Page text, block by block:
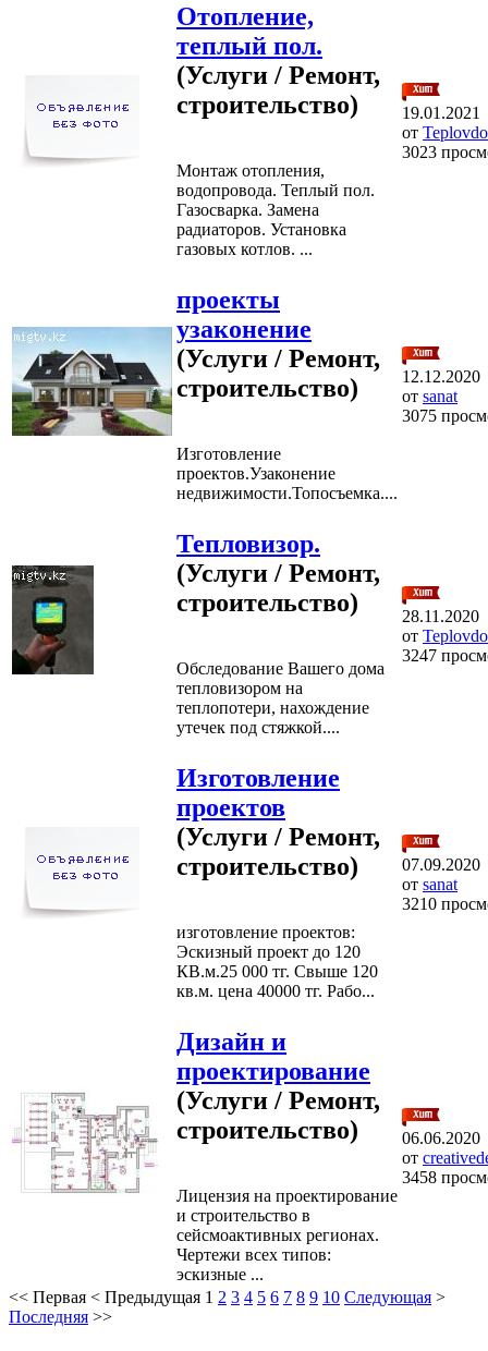
Отопление,
теплый пол.
(Услуги / Ремонт,
строительство)
Монтаж отопления,
водопровода. Теплый пол.
Газосварка. Замена
радиаторов. Установка
газовых котлов. ...
19.01.2021
от
3023
проекты
узаконение
(Услуги / Ремонт,
строительство)
Изготовление
проектов.Узаконение
недвижимости.Топосъемка....
12.12.2020
от sanat
3075
Тепловизор.
(Услуги / Ремонт,
строительство)
Обследование Вашего дома
тепловизором на
теплопотери, нахождение
утечек под стяжкой....
28.11.2020
от
3247
Изготовление
проектов
(Услуги / Ремонт,
строительство)
изготовление проектов:
Эскизный проект до 120
КВ.м.25 000 тг. Свыше 120
кв.м. цена 40000 тг. Рабо...
07.09.2020
от sanat
3210
Дизайн и
проектирование
(Услуги / Ремонт,
строительство)
Лицензия на проектирование
и строительство в
сейсмоактивных регионах.
Чертежи всех типов:
эскизные ...
06.06.2020
от
3458
<< Первая < Предыдущая 1 2 3 4 5 6 7 8 9 10 Следующая >
Последняя >>